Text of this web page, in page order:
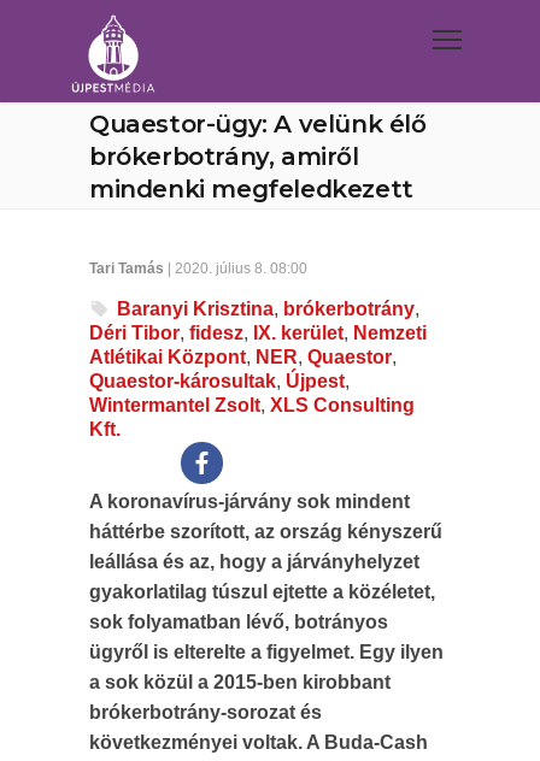
Quaestor-ügy: A velünk élő
brókerbotrány, amiről
mindenki megfeledkezett
Tari Tamás | 2020. július 8. 08:00
Baranyi Krisztina, brókerbotrány,
Déri Tibor, fidesz, IX. kerület, Nemzeti
Atlétikai Központ, NER, Quaestor,
Quaestor-károsultak, Újpest,
Wintermantel Zsolt, XLS Consulting
Kft.
A koronavírus-járvány sok mindent
háttérbe szorított, az ország kényszerű
leállása és az, hogy a járványhelyzet
gyakorlatilag túszul ejtette a közéletet,
sok folyamatban lévő, botrányos
ügyről is elterelte a figyelmet. Egy ilyen
a sok közül a 2015-ben kirobbant
brókerbotrány-sorozat és
következményei voltak. A Buda-Cash